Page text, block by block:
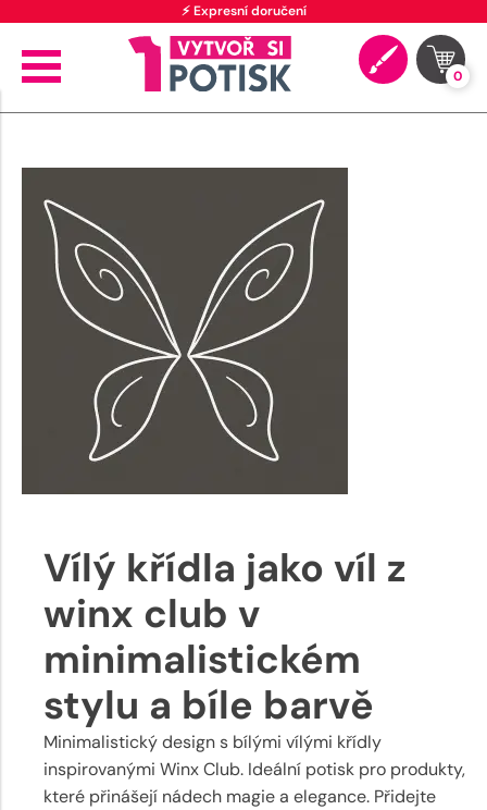
⚡ Expresní doručení
0
Vílý křídla jako víl z
winx club v
minimalistickém
stylu a bíle barvě
Minimalistický design s bílými vílými křídly
inspirovanými Winx Club. Ideální potisk pro produkty,
které přinášejí nádech magie a elegance. Přidejte